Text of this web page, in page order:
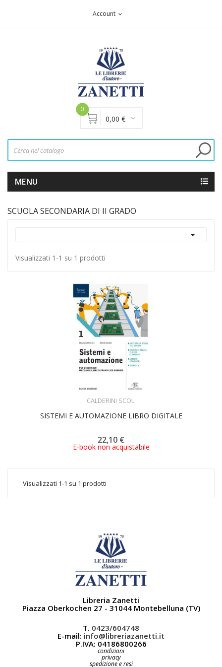
Account expand_more
0
0,00 €
MENU
SCUOLA SECONDARIA DI II GRADO

Visualizzati 1-1 su 1 prodotti
CALDERINI SCOL.
SISTEMI E AUTOMAZIONE LIBRO DIGITALE
22,10 €
E-book non acquistabile
Visualizzati 1-1 su 1 prodotti
Libreria Zanetti
Piazza Oberkochen 27 - 31044 Montebelluna (TV)
T. 0423/604748
E-mail: info@libreriazanetti.it
P.IVA: 04186800266
condizioni
privacy
spedizione e resi